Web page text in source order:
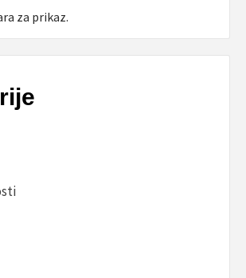
za prikaz.